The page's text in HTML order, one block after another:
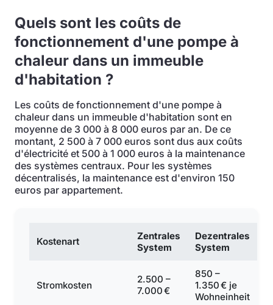
Quels sont les coûts de
fonctionnement d'une pompe à
chaleur dans un immeuble
d'habitation ?
Les coûts de fonctionnement d'une pompe à
chaleur dans un immeuble d'habitation sont en
moyenne de 3 000 à 8 000 euros par an. De ce
montant, 2 500 à 7 000 euros sont dus aux coûts
d'électricité et 500 à 1 000 euros à la maintenance
des systèmes centraux. Pour les systèmes
décentralisés, la maintenance est d'environ 150
euros par appartement.
Kostenart
Zentrales
System
Dezentrales
System
Stromkosten
2.500 –
7.000 €
850 –
1.350 € je
Wohneinheit